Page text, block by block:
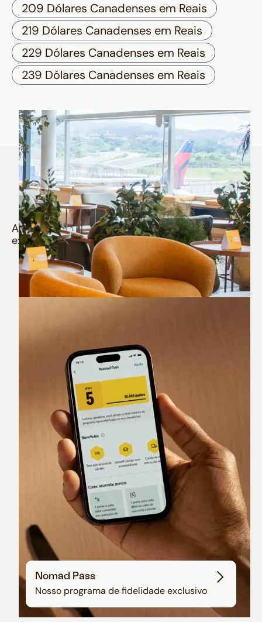
209 Dólares Canadenses em Reais
219 Dólares Canadenses em Reais
229 Dólares Canadenses em Reais
239 Dólares Canadenses em Reais
Quem é Nomad tem
muito mais
Aproveite todos os benefícios e vantagens
exclusivas da sua Conta Internacional
Nomad Lounge
Sala VIP no Aeroporto de Guarulhos
Nomad Pass
Nosso programa de fidelidade exclusivo